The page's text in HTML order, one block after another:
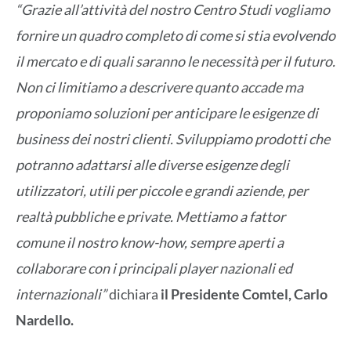
“Grazie all’attività del nostro Centro Studi vogliamo
fornire un quadro completo di come si stia evolvendo
il mercato e di quali saranno le necessità per il futuro.
Non ci limitiamo a descrivere quanto accade ma
proponiamo soluzioni per anticipare le esigenze di
business dei nostri clienti. Sviluppiamo prodotti che
potranno adattarsi alle diverse esigenze degli
utilizzatori, utili per piccole e grandi aziende, per
realtà pubbliche e private. Mettiamo a fattor
comune il nostro know-how, sempre aperti a
collaborare con i principali player nazionali ed
internazionali”dichiara il Presidente Comtel, Carlo
Nardello.